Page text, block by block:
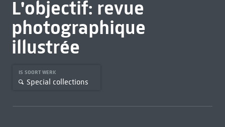
L'objectif: revue
photographique
illustrée
IS SOORT WERK
Special collections